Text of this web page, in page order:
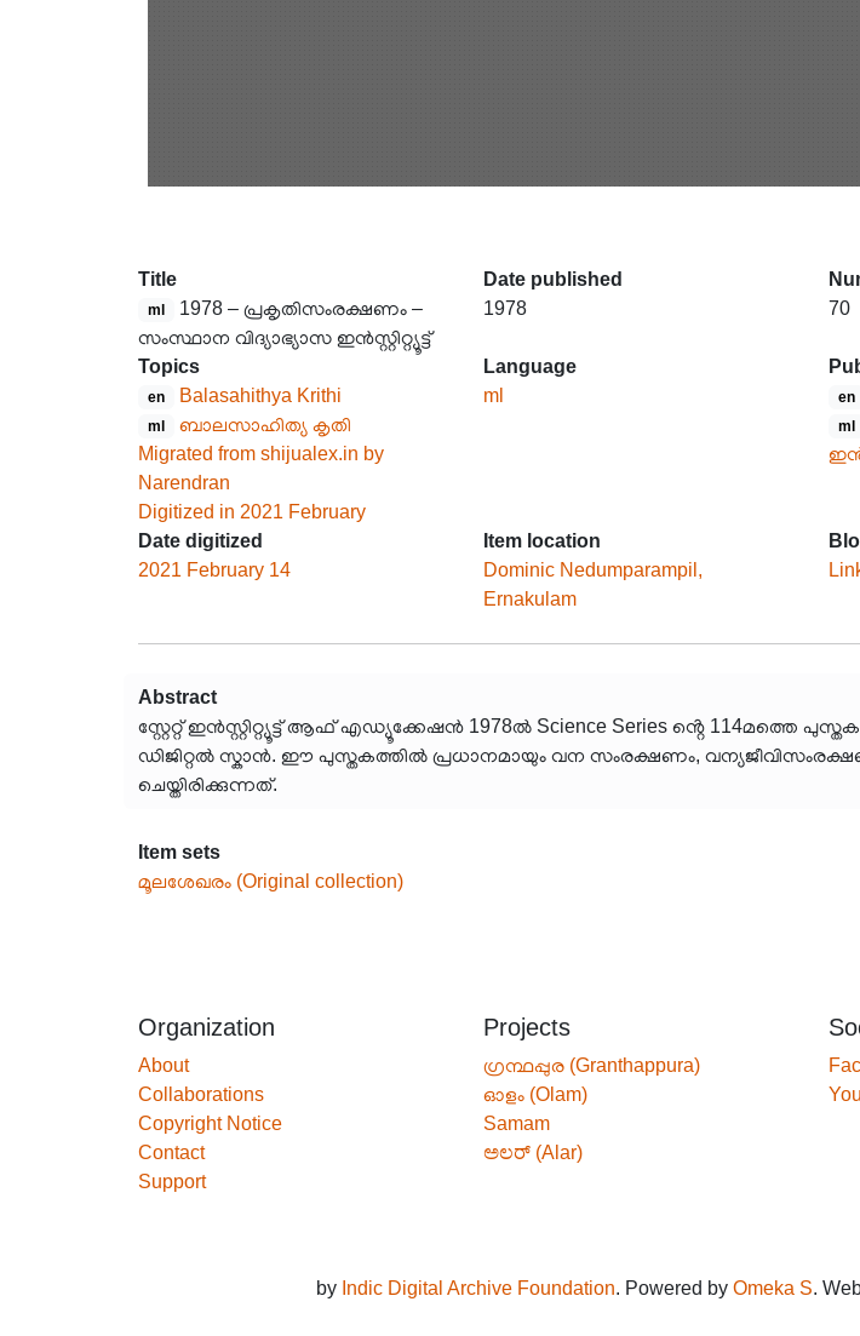
Title
ml
1978 – പ്രകൃതിസംരക്ഷണം –
സംസ്ഥാന വിദ്യാഭ്യാസ ഇൻസ്റ്റിറ്റ്യൂട്ട്
Date published
1978
70
Topics
en Balasahithya Krithi
ml
ബാലസാഹിത്യ കൃതി
Migrated from shijualex.in by
Narendran
Digitized in 2021 February
Language
ml
en
ml
Date digitized
2021 February 14
Item location
Dominic Nedumparampil,
Ernakulam
Abstract
സ്റ്റേറ്റ് ഇൻസ്റ്റിറ്റ്യൂട്ട് ആഫ് എഡ്യൂക്കേഷൻ 1978ൽ Science Series ൻ്റെ 114മത്തെ
ഡിജിറ്റൽ സ്കാൻ. ഈ പുസ്തകത്തിൽ പ്രധാനമായും വന സംരക്ഷണം,
ചെയ്തിരിക്കുന്നത്.
Item sets
മൂലശേഖരം (Original collection)
Organization
About
Collaborations
Copyright Notice
Contact
Support
Projects
ഗ്രന്ഥപ്പുര (Granthappura)
ഓളം (Olam)
Samam
ಅಲರ್ (Alar)
by Indic Digital Archive Foundation. Powered by Omeka S.